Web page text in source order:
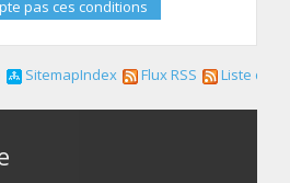
SitemapIndex Flux RSS Liste des